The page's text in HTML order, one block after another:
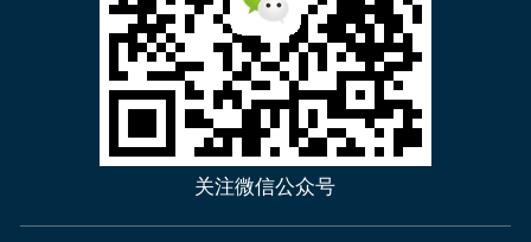
关注微信公众号